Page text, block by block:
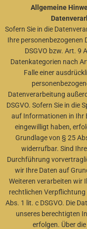
Allgemeine
Sofern Sie in die
Ihre personenbezogenen
DSGVO bzw. Art. 9
Datenkategorien nach
Falle einer
Datenverarbeitung
DSGVO. Sofern Sie in die
auf Informationen in Ihr
eingewilligt haben,
Grundlage von § 25
widerrufbar. Sind
Durchführung
wir Ihre Daten auf
Weiteren verarbeiten wir
rechtlichen
Abs. 1 lit. c DSGVO. Die
unseres berechtigten
erfolgen. Über